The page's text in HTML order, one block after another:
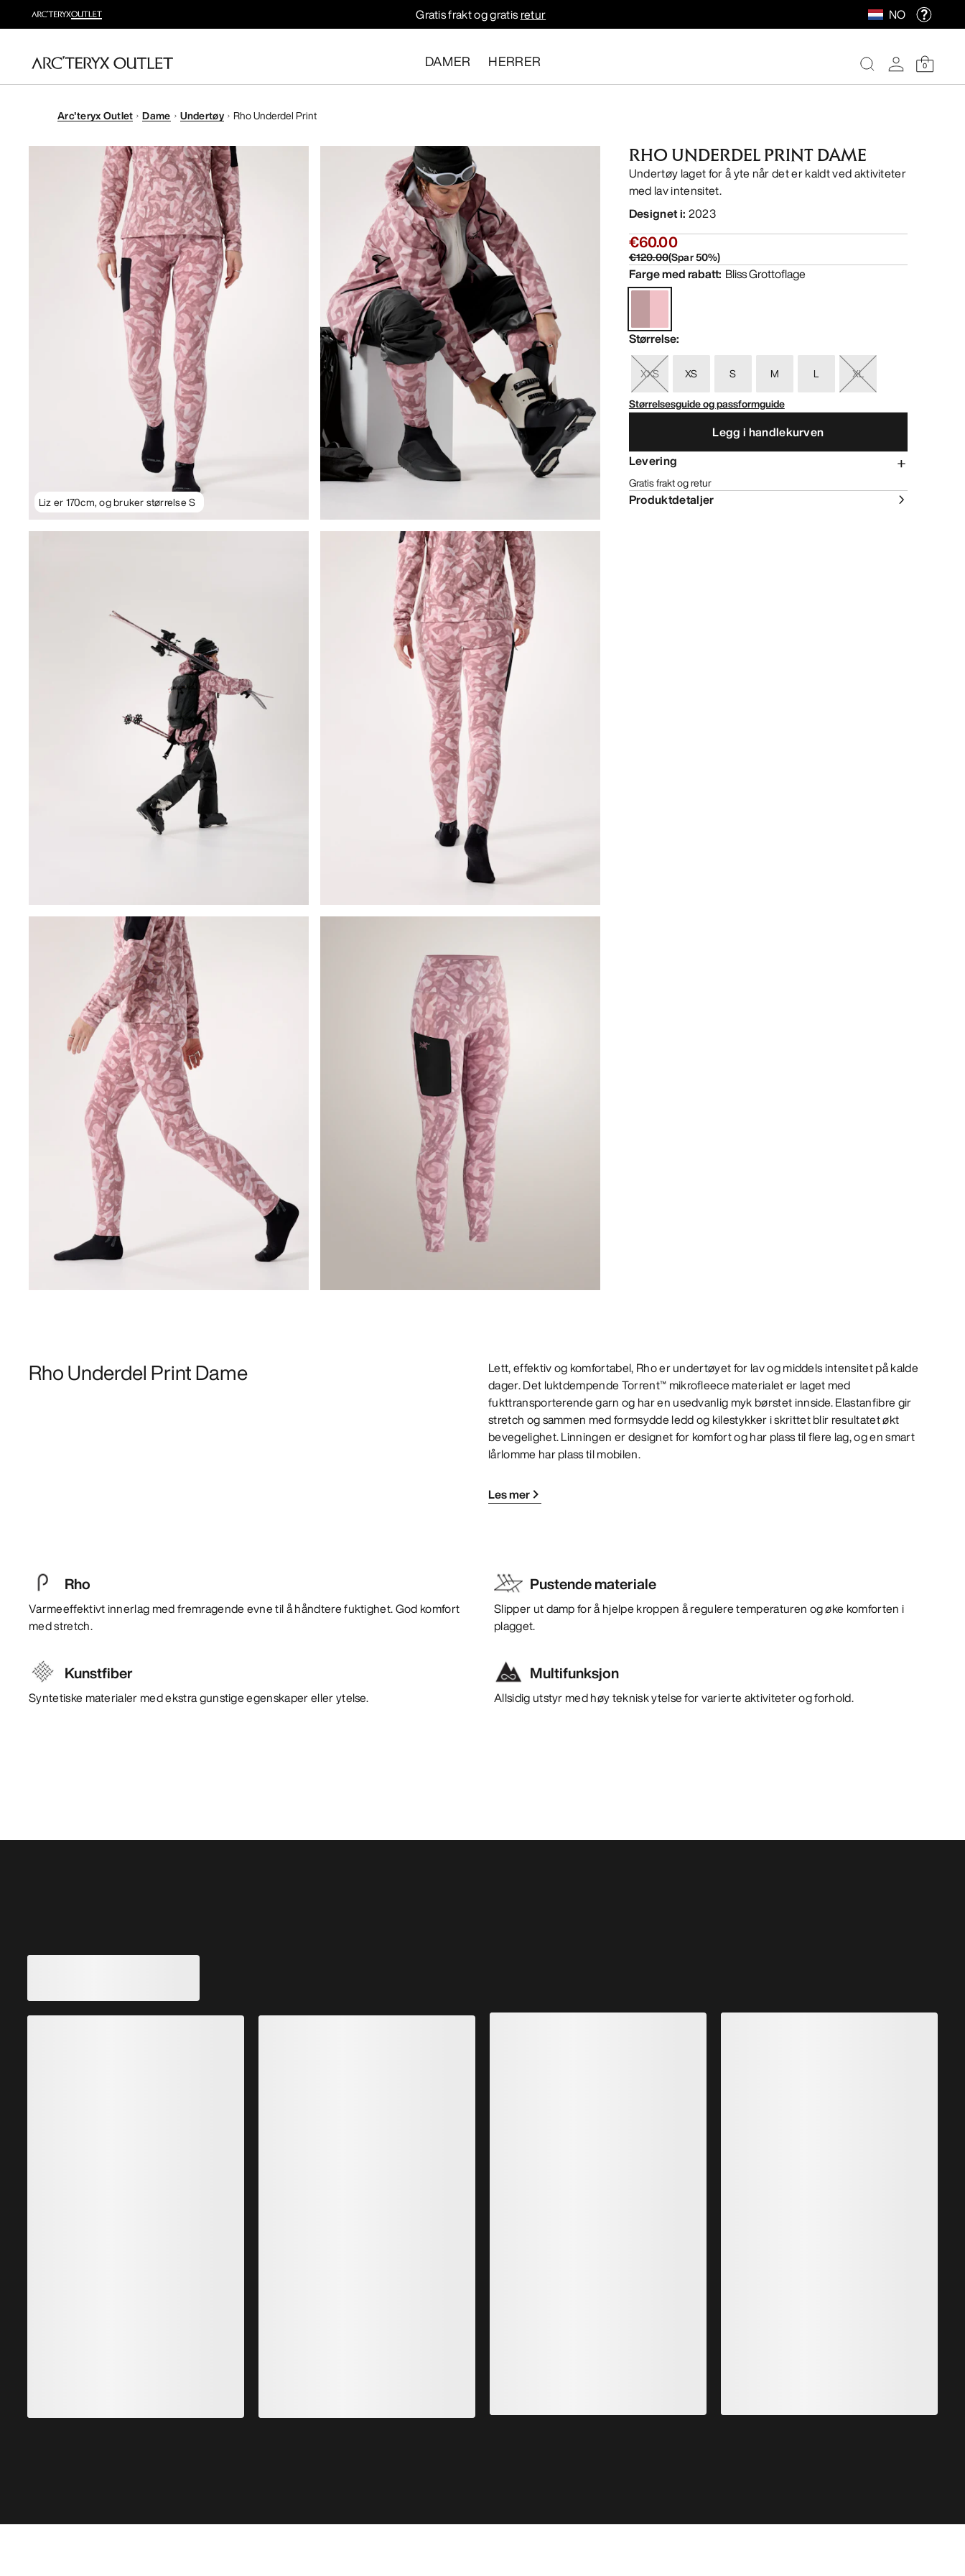
Gratis frakt og gratisretur NO
DAMER HERRER 0
Arc'teryx Outlet Dame Undertøy Rho Underdel Print
Liz er 170cm, og bruker størrelse S
RHO UNDERDEL PRINT DAME
Undertøy laget for å yte når det er kaldt ved aktiviteter
med lav intensitet.
Designet i: 2023
€60.00
€120.00(Spar50%)
Farge med rabatt: Bliss Grottoflage
Størrelse:
XXS XS S M L
XL
Størrelsesguide og passformguide
Legg i handlekurven
Levering
Gratis frakt og retur
Produktdetaljer
Rho Underdel Print Dame
Lett, effektiv og komfortabel, Rho er undertøyet for lav og middels intensitet på kalde
dager. Det luktdempende Torrent™ mikrofleece materialet er laget med
fukttransporterende garn og har en usedvanlig myk børstet innside. Elastanfibre gir
stretch og sammen med formsydde ledd og kilestykker i skrittet blir resultatet økt
bevegelighet. Linningen er designet for komfort og har plass til flere lag, og en smart
lårlomme har plass til mobilen.
Les mer
Rho
Varmeeffektivt innerlag med fremragende evne til å håndtere fuktighet. God komfort
med stretch.
Pustende materiale
Slipper ut damp for å hjelpe kroppen å regulere temperaturen og øke komforten i
plagget.
Kunstfiber
Syntetiske materialer med ekstra gunstige egenskaper eller ytelse.
Multifunksjon
Allsidig utstyr med høy teknisk ytelse for varierte aktiviteter og forhold.